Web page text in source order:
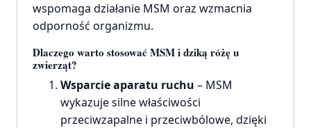
wspomaga działanie MSM oraz wzmacnia
odporność organizmu.
Dlaczego warto stosować MSM i dziką różę u
zwierząt?
Wsparcie aparatu ruchu – MSM
wykazuje silne właściwości
przeciwzapalne i przeciwbólowe, dzięki